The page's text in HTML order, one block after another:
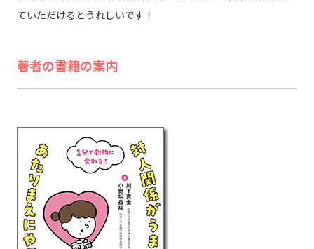
ていただけるとうれしいです！
著者の書籍の案内